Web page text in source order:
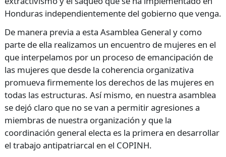
Honduras independientemente del gobierno que venga.
De manera previa a esta Asamblea General y como
parte de ella realizamos un encuentro de mujeres en el
que interpelamos por un proceso de emancipación de
las mujeres que desde la coherencia organizativa
promueva firmemente los derechos de las mujeres en
todas las estructuras. Así mismo, en nuestra asamblea
se dejó claro que no se van a permitir agresiones a
miembras de nuestra organización y que la
coordinación general electa es la primera en desarrollar
el trabajo antipatriarcal en el COPINH.